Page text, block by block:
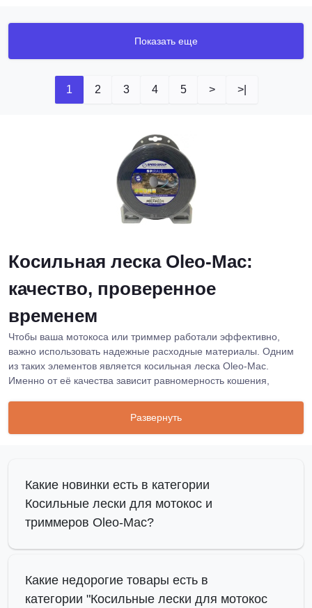
Показать еще
1 2 3 4 5 > >|
Косильная леска Oleo-Mac:
качество, проверенное
временем
Чтобы ваша мотокоса или триммер работали эффективно,
важно использовать надежные расходные материалы. Одним
из таких элементов является косильная леска Oleo-Mac.
Именно от её качества зависит равномерность кошения,
износостойких материалов, что гарантирует стабильные
Преимущества использования правильно
подобранных расходников
Косильные лески Oleo-Mac представлены в большом
ассортименте диаметров и форм, что позволяет подобрать
условий работы. Качественная леска обеспечивает не только
чистый срез, но и снижает вибрацию, повышает безопасность
оператора и продлевает ресурс двигателя техники Олео Мак.
Развернуть
Какие новинки есть в категории
Косильные лески для мотокос и
триммеров Oleo-Mac?
Какие недорогие товары есть в
категории "Косильные лески для мотокос